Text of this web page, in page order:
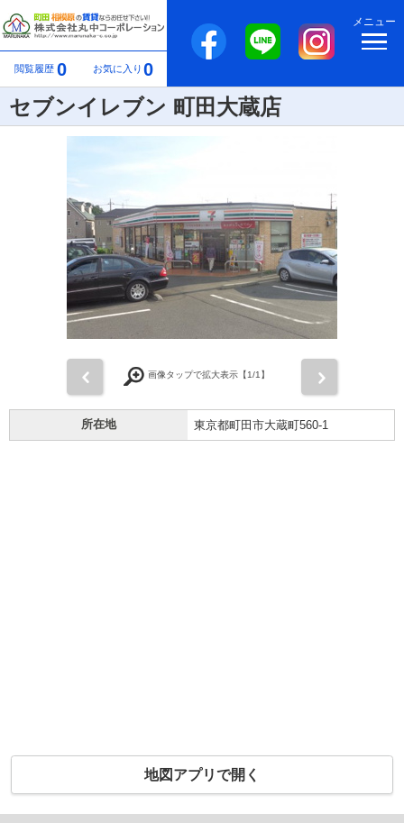
閲覧履歴 0 お気に入り 0
メニュー
セブンイレブン 町田大蔵店
画像タップで拡大表示【1/1】
所在地 東京都町田市大蔵町560-1
地図アプリで開く